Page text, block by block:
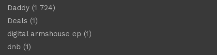
Daddy (1 724)
Deals (1)
digital armshouse ep (1)
dnb (1)